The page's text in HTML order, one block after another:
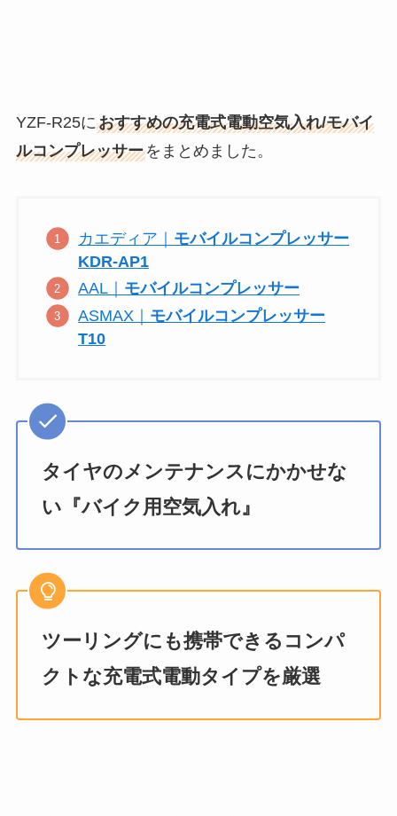
YZF-R25におすすめの充電式電動空気入れ/モバイ
ルコンプレッサーをまとめました。
カエディア｜ モバイルコンプレッサー
KDR-AP1
AAL｜ モバイルコンプレッサー
ASMAX｜ モバイルコンプレッサー
T10
タイヤのメンテナンスにかかせな
い『バイク用空気入れ』
ツーリングにも携帯できるコンパ
クトな充電式電動タイプを厳選